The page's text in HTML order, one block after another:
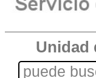
Unidad